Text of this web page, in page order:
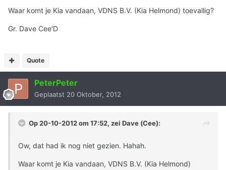
Waar komt je Kia vandaan, VDNS B.V. (Kia Helmond) toevallig?
Gr. Dave Cee'D
Quote
PeterPeter
Geplaatst 20 Oktober, 2012
Op 20-10-2012 om 17:52, zei Dave (Cee):
Ow, dat had ik nog niet gezien. Hahah.
Waar komt je Kia vandaan, VDNS B.V. (Kia Helmond)